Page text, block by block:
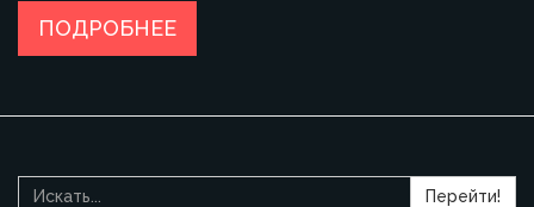
ПОДРОБНЕЕ
Перейти!